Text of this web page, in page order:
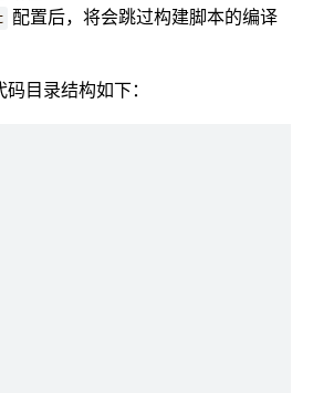
配置后，将会跳过构建脚本的编译
码目录结构如下：